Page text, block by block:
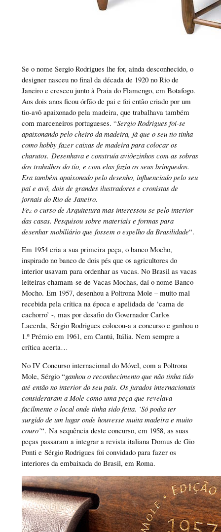
Se o nome Sergio Rodrigues lhe for, ainda desconhecido, o
designer nasceu no final da década de 1920 no Rio de
Janeiro e cresceu junto à Praia do Flamengo, em Botafogo.
Aos dois anos ficou órfão de pai e foi então criado por um
tio-avô apaixonado pela madeira, que trabalhava também
com marceneiros portugueses. “Sergio Rodrigues foi-se
apaixonando pelo cheiro da madeira, já que o seu tio tinha
como hobby fazer caixas de madeira para colocar os
charutos. Desenhava e construía aviõezinhos com as sobras
dos trabalhos do tio, e com elas fazia os seus brinquedos.
Era também apaixonado pelo desenho, influenciado pelo seu
pai e avô, dois de grandes ilustradores e cronistas de
jornais do Rio de Janeiro.
Fez o curso de Arquitetura mas interessou-se pelo interior
das casas. Pesquisou sobre materiais e formas para
desenhar mobiliário que fossem o espelho da Brasilidade“.
Em 1954 cria a sua primeira peça, o banco Mocho,
inspirado no banco de dois pés que os agricultores do
interior usavam para ordenhar as vacas. No Brasil as vacas
leiteiras chamam-se de Vacas Mochas, daí o nome Banco
Mocho. Em 1957, desenhou a Poltrona Mole – muito mal
recebida pela crítica na época e apelidada de ‘cama de
cachorro’ -, mas por desafio do Governador Carlos
Lacerda, Sérgio Rodrigues colocou-a a concurso e ganhou o
1.º Prémio em 1961, em Cantú, Itália. Nem sempre a
crítica acerta…
No IV Concurso internacional do Móvel, com a Poltrona
Mole, Sérgio “ganhou o reconhecimento que não tinha tido
até então no interior do seu país. Os jurados internacionais
consideraram a Mole como uma peça que revelava
facilmente o local onde tinha sido feita. ‘Só podia ter
surgido de um lugar onde houvesse muita madeira e muito
couro’“. Na sequência deste concurso, em 1958, as suas
peças passaram a integrar a revista italiana Domus de Gio
Ponti e Sérgio Rodrigues foi convidado para fazer os
interiores da embaixada do Brasil, em Roma.